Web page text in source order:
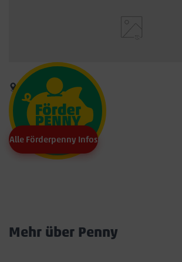
Alle Förderpenny Infos
Mehr über Penny